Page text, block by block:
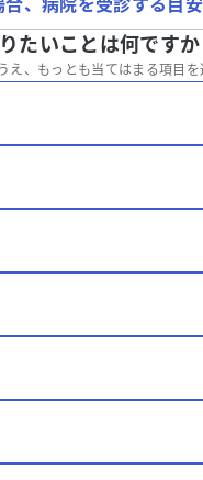
、病院を受診する目
たいことは何ですか
え、もっとも当てはまる項目を